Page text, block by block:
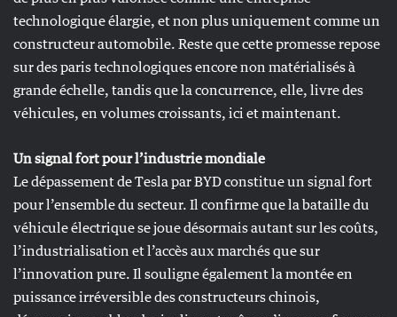
technologique élargie, et non plus uniquement comme un
constructeur automobile. Reste que cette promesse repose
sur des paris technologiques encore non matérialisés à
grande échelle, tandis que la concurrence, elle, livre des
véhicules, en volumes croissants, ici et maintenant.
Un signal fort pour l’industrie mondiale
Le dépassement de Tesla par BYD constitue un signal fort
pour l’ensemble du secteur. Il confirme que la bataille du
véhicule électrique se joue désormais autant sur les coûts,
l’industrialisation et l’accès aux marchés que sur
l’innovation pure. Il souligne également la montée en
puissance irréversible des constructeurs chinois,